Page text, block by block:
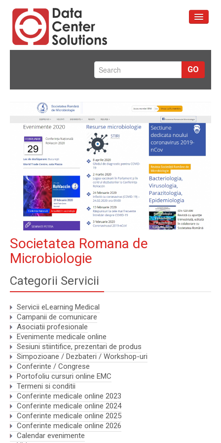
Despre Noi
Contact
GO
Societatea Romana de
Microbiologie
Categorii Servicii
Servicii eLearning Medical
Campanii de comunicare
Asociatii profesionale
Evenimente medicale online
Sesiuni stiintifice, prezentari de produs
Simpozioane / Dezbateri / Workshop-uri
Conferinte / Congrese
Portofoliu cursuri online EMC
Termeni si conditii
Conferinte medicale online 2023
Conferinte medicale online 2024
Conferinte medicale online 2025
Conferinte medicale online 2026
Calendar evenimente